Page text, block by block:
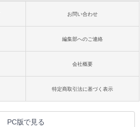
お問い合わせ
編集部へのご連絡
会社概要
特定商取引法に基づく表示
PC版で見る